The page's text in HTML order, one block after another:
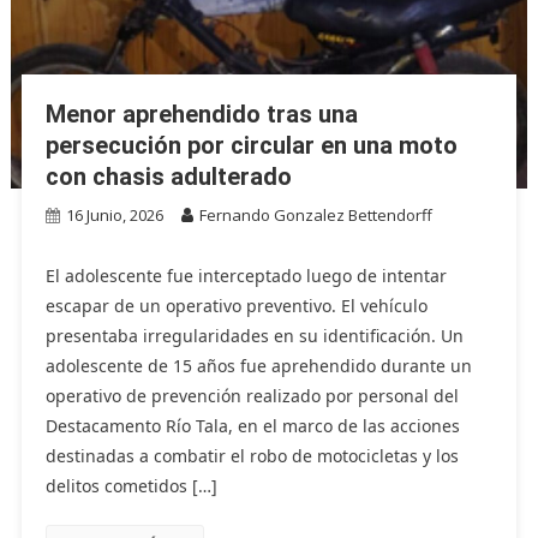
Menor aprehendido tras una
persecución por circular en una moto
con chasis adulterado
16 Junio, 2026 Fernando Gonzalez Bettendorff
El adolescente fue interceptado luego de intentar
escapar de un operativo preventivo. El vehículo
presentaba irregularidades en su identificación. Un
adolescente de 15 años fue aprehendido durante un
operativo de prevención realizado por personal del
Destacamento Río Tala, en el marco de las acciones
destinadas a combatir el robo de motocicletas y los
delitos cometidos […]